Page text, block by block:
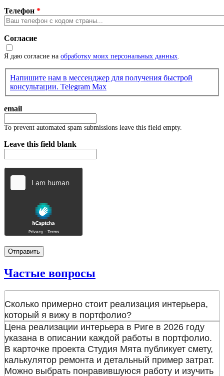
Телефон *
Согласие
Я даю согласие на обработку моих персональных данных.
Напишите нам в мессенджер для получения быстрой
консультации. Telegram Max
email
To prevent automated spam submissions leave this field empty.
Leave this field blank
Частые вопросы
Сколько примерно стоит реализация интерьера,
который я вижу в портфолио?
Цена реализации интерьера в Риге в 2026 году
указана в описании каждой работы в портфолио.
В карточке проекта Студия Мята публикует смету,
калькулятор ремонта и детальный пример затрат.
Можно выбрать понравившуюся работу и изучить